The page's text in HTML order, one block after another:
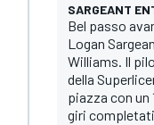
SARGEANT
Bel passo
Logan
Williams. Il
della
piazza con un
giri